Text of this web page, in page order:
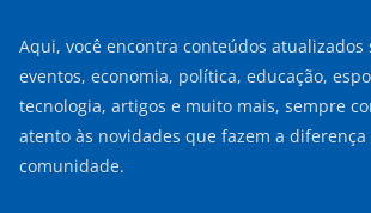
Aqui, você encontra conteúdos
eventos, economia, política, educação,
tecnologia, artigos e muito mais, sempre
atento às novidades que fazem a diferença
comunidade.